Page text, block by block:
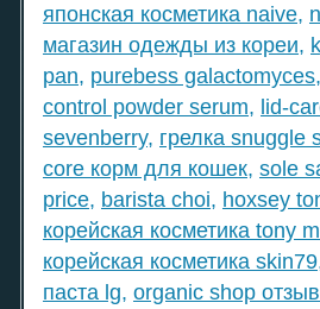
японская косметика naive,
магазин одежды из кореи,
pan, purebess galactomyces,
control powder serum, lid-
sevenberry, грелка snuggle
core корм для кошек, sole
price, barista choi, hoxsey
корейская косметика tony
корейская косметика skin79
паста lg, organic shop